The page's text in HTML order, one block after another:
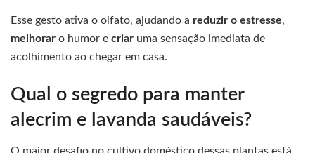
Esse gesto ativa o olfato, ajudando a reduzir o estresse,
melhorar o humor e criar uma sensação imediata de
acolhimento ao chegar em casa.
Qual o segredo para manter
alecrim e lavanda saudáveis?